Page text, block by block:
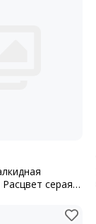
серая